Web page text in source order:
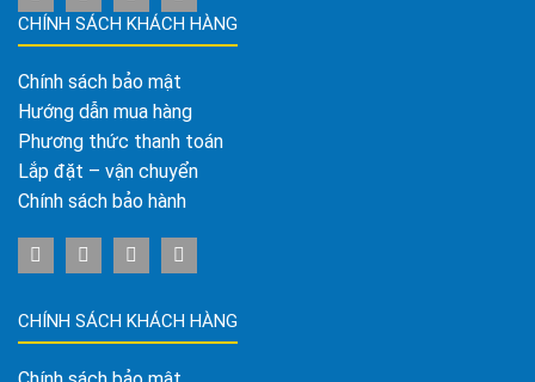
CHÍNH SÁCH KHÁCH HÀNG
Chính sách bảo mật
Hướng dẫn mua hàng
Phương thức thanh toán
Lắp đặt – vận chuyển
Chính sách bảo hành
CHÍNH SÁCH KHÁCH HÀNG